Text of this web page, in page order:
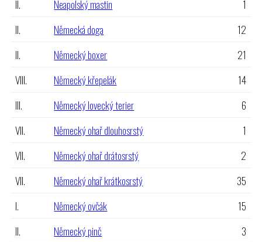
II. Neapolský mastin
1
II.
Německá doga
12
II.
Německý boxer
21
VIII.
Německý křepelák
14
III.
Německý lovecký terier
6
VII.
Německý ohař dlouhosrstý
1
VII.
Německý ohař drátosrstý
2
VII.
Německý ohař krátkosrstý
35
I.
Německý ovčák
15
II.
Německý pinč
3